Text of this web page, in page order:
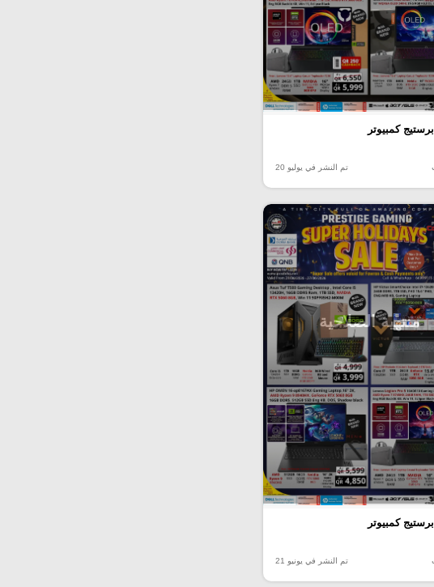
برستيج كمبيوتر
تم النشر في يوليو 20
منتهية الصلاحية
برستيج كمبيوتر
تم النشر في يونيو 21